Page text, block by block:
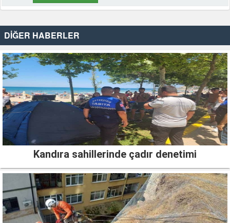
DİĞER HABERLER
Kandıra sahillerinde çadır denetimi